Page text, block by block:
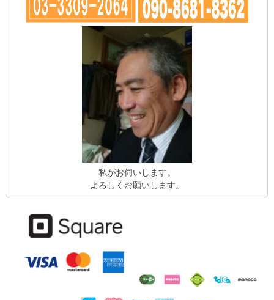
私がお伺いします。
よろしくお願いします。